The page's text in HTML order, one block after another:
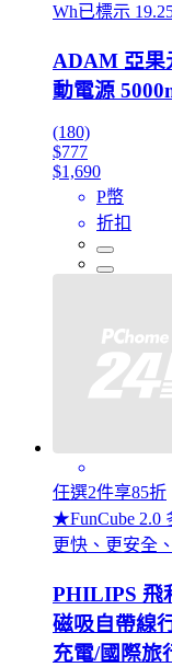
Wh已標示
ADAM 亞果
動電源
(180)
$777
$1,690
P幣
折扣
任選2件享85折
★FunCube 2.0
更快、更安全
PHILIPS 飛
磁吸自帶線
充電/國際旅